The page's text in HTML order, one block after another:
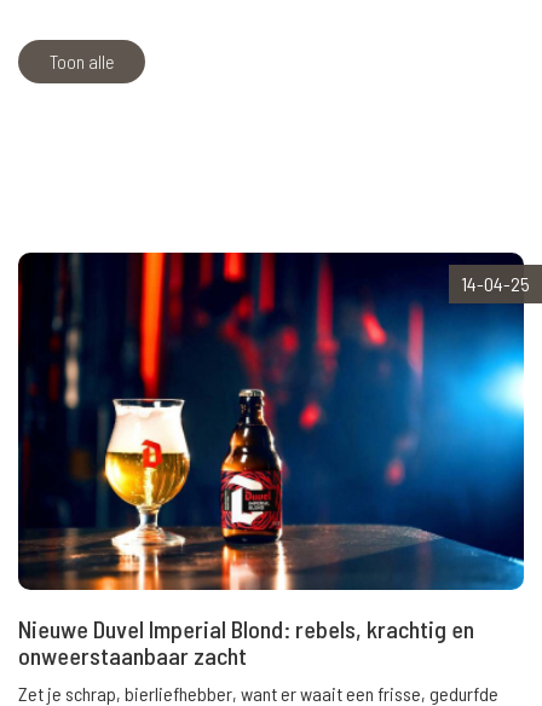
Toon alle
14-04-25
Nieuwe Duvel Imperial Blond: rebels, krachtig en
onweerstaanbaar zacht
Zet je schrap, bierliefhebber, want er waait een frisse, gedurfde